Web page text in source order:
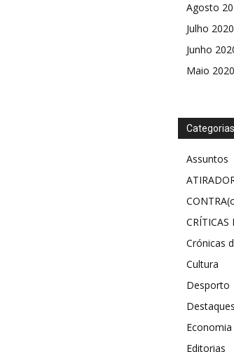
Agosto
Julho 2020
Junho
Maio 2020
Categorias
Assuntos
CRÍTICAS
Crónicas
Cultura
Desporto
Destaques
Editorias